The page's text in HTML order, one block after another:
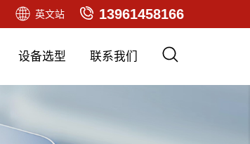
13961458166
英文站
设备选型 联系我们